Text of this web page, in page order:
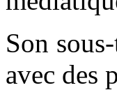
Son
avec des